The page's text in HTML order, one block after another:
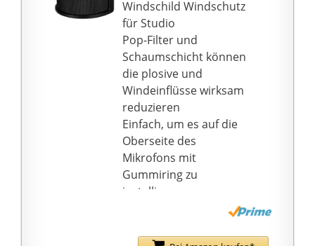
gefertigt.
Einfach zu installieren:
keine Notwendigkeit,
die Höhe der
Windschutzscheibe zu
erhöhen, einfach, Sie
vor dem Wind zu
schützen.
Windschild Windschutz
für Studio
Pop-Filter und
Schaumschicht können
die plosive und
Windeinflüsse wirksam
reduzieren
Einfach, um es auf die
Oberseite des
Mikrofons mit
Gummiring zu
installieren
Rahmen in einem